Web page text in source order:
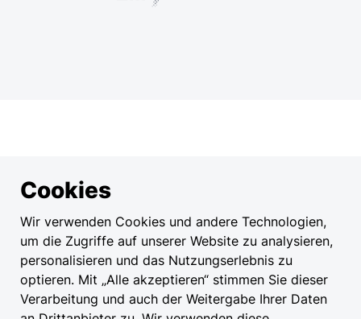
Cookies
Wir verwenden Cookies und andere Technologien,
um die Zugriffe auf unserer Website zu analysieren,
personalisieren und das Nutzungserlebnis zu
optieren. Mit „Alle akzeptieren“ stimmen Sie dieser
Verarbeitung und auch der Weitergabe Ihrer Daten